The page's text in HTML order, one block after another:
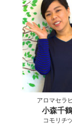
アロマセラ
小森千
コモリチ